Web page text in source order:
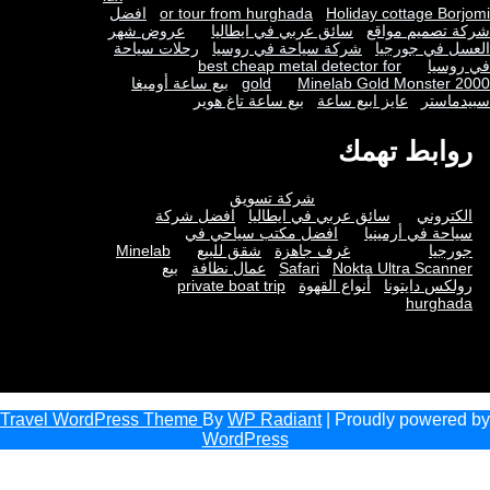
or tour from hurghada
Holiday cottage Borjomi
افضل
شركة تصميم مواقع
سائق عربي في ايطاليا
عروض شهر
العسل في جورجيا
شركة سياحة في روسيا
رحلات سياحة
في روسيا
best cheap metal detector for
gold
Minelab Gold Monster 2000
بيع ساعة أوميغا
سبيدماستر
عايز ابيع ساعة بيع ساعة تاغ هوير
روابط تهمك
شركة تسويق
الكتروني
سائق عربي في ايطاليا
افضل شركة
سياحة في أرمينيا
افضل مكتب سياحي في
جورجيا
غرف جاهزة شقق للبيع
Minelab
Safari
Nokta Ultra Scanner عمال نظافة
بيع
رولكس دايتونا
أنواع القهوة
private boat trip
hurghada
Travel WordPress Theme By WP Radiant| Proudly powered by
WordPress